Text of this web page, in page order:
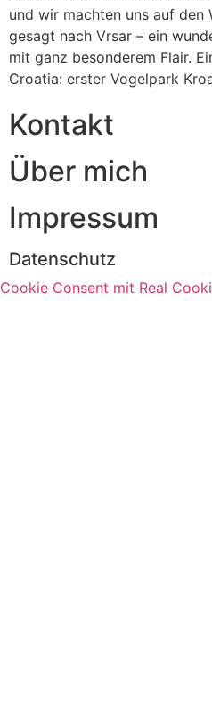
und wir machten uns auf den
gesagt nach Vrsar – ein
mit ganz besonderem Flair.
Croatia: erster Vogelpark
Kontakt
Über mich
Impressum
Datenschutz
Cookie Consent mit Real